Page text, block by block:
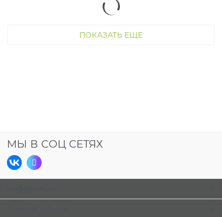
ПОКАЗАТЬ ЕЩЕ
МЫ В СОЦ СЕТЯХ